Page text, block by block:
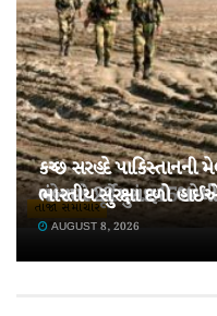
તહેવારો પૂર્વે ખાંડ 15%
AUGUST 8, 2026
ચંબામાં 22 મુસાફરો
AUGUST 8, 2026
તાજા સમાચાર
કચ્છ સરહદે પાકિસ્તાનની
ભારતીય સુરક્ષા દળો
AUGUST 8, 2026